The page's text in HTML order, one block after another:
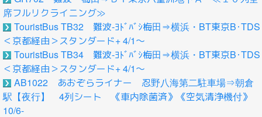
席フルリクライニング≫
TouristBus TB32 難波-ﾖﾄﾞﾊﾞｼ梅田⇒横浜・BT東京B･TDS
＜京都経由＞スタンダード+ 4/1～
TouristBus TB34 難波-ﾖﾄﾞﾊﾞｼ梅田⇒横浜・BT東京B･TDS
＜京都経由＞スタンダード+ 4/1～
AB1022 あおぞらライナー 忍野八海第二駐車場⇒朝倉
駅【夜行】 4列シート 《車内除菌済》《空気清浄機付》
10/6-